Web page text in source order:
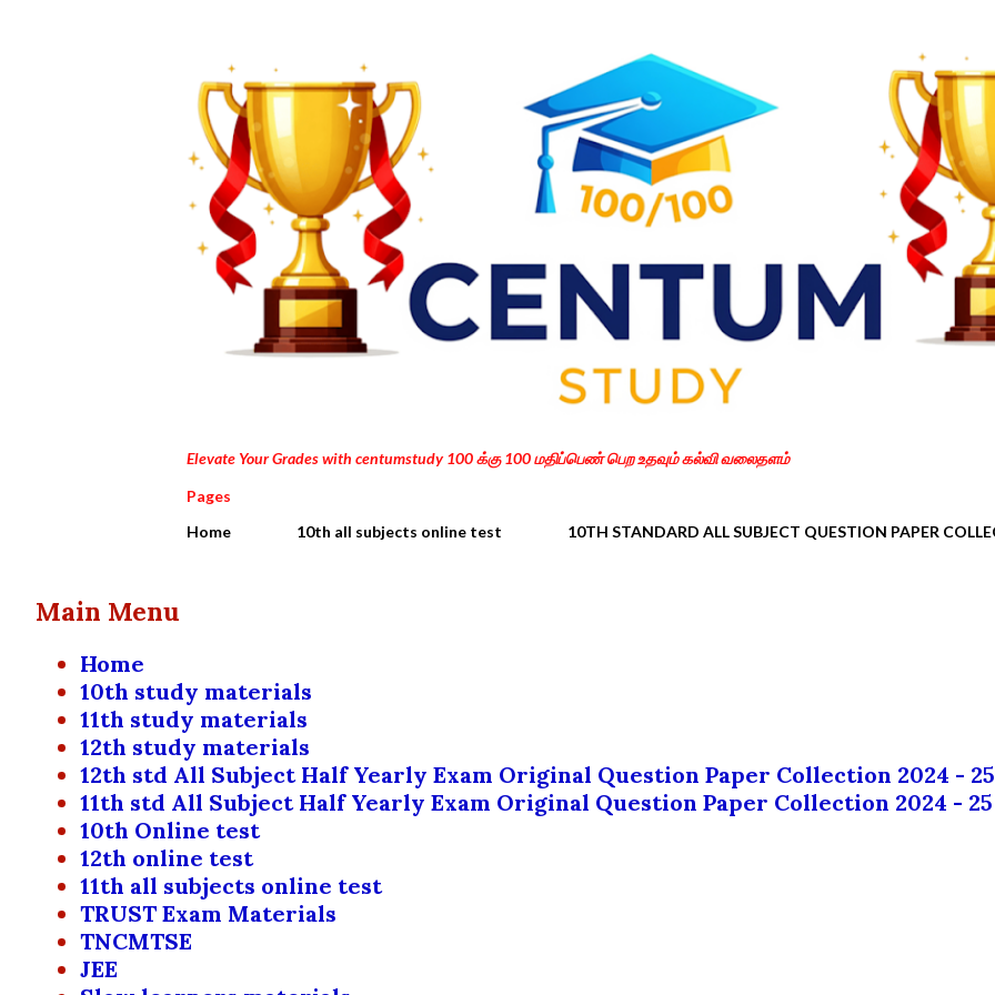
Elevate Your Grades with centumstudy 100 க்கு 100 மதிப்பெண் பெற உதவும் கல்வி வலைதளம்
Pages
Home
10th all subjects online test 10TH STANDARD ALL SUBJECT QUESTION PAPER
Main Menu
Home
10th study materials
11th study materials
12th study materials
12th std All Subject Half Yearly Exam Original Question Paper Collection 2024 - 25
11th std All Subject Half Yearly Exam Original Question Paper Collection 2024 - 25
10th Online test
12th online test
11th all subjects online test
TRUST Exam Materials
TNCMTSE
JEE